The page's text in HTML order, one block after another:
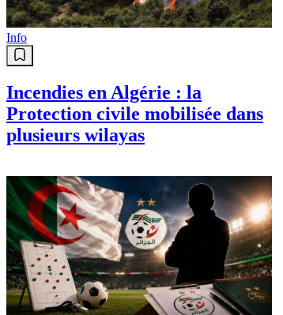
Info
Incendies en Algérie : la
Protection civile mobilisée dans
plusieurs wilayas